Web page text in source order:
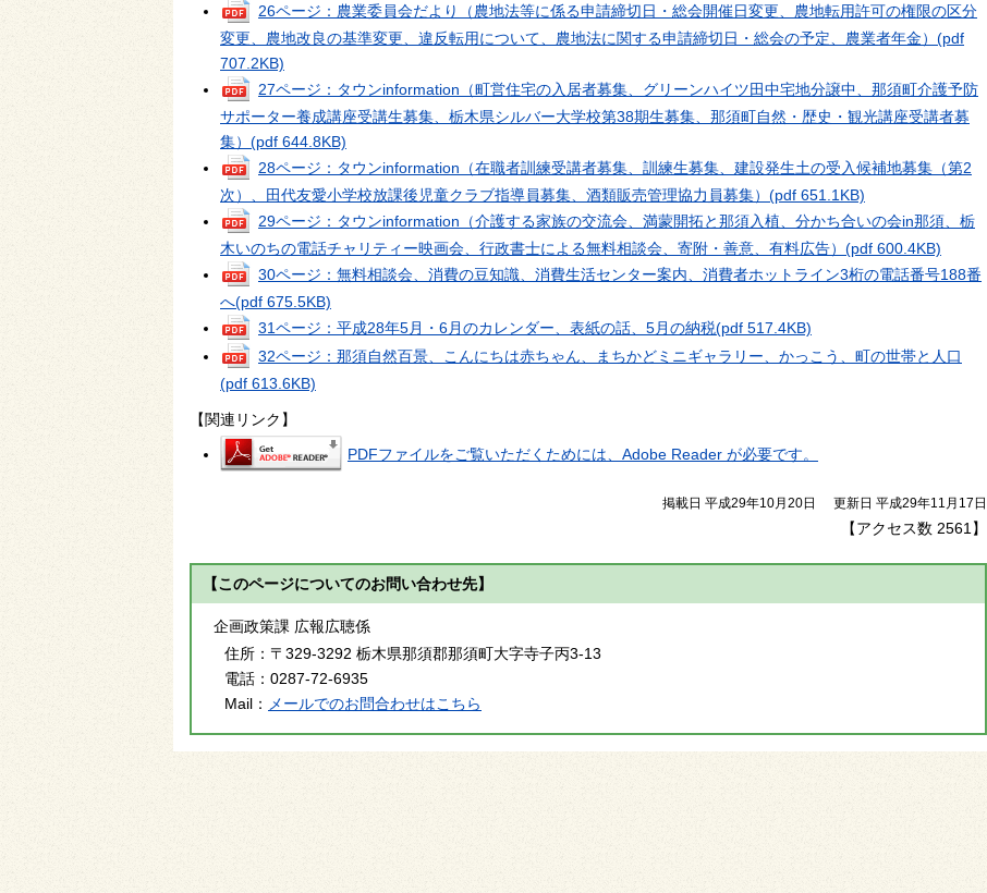
26ページ：農業委員会だより（農地法等に係る申請締切日・総会開催日変更、農地転用許可の権限の区分
変更、農地改良の基準変更、違反転用について、農地法に関する申請締切日・総会の予定、農業者年金） (pdf
707.2KB)
27ページ：タウンinformation（町営住宅の入居者募集、グリーンハイツ田中宅地分譲中、那須町介護予防
サポーター養成講座受講生募集、栃木県シルバー大学校第38期生募集、那須町自然・歴史・観光講座受講者募
集） (pdf 644.8KB)
28ページ：タウンinformation（在職者訓練受講者募集、訓練生募集、建設発生土の受入候補地募集（第2
次）、田代友愛小学校放課後児童クラブ指導員募集、酒類販売管理協力員募集） (pdf 651.1KB)
29ページ：タウンinformation（介護する家族の交流会、満蒙開拓と那須入植、分かち合いの会in那須、栃
木いのちの電話チャリティー映画会、行政書士による無料相談会、寄附・善意、有料広告） (pdf 600.4KB)
30ページ：無料相談会、消費の豆知識、消費生活センター案内、消費者ホットライン3桁の電話番号188番
へ(pdf 675.5KB)
31ページ：平成28年5月・6月のカレンダー、表紙の話、5月の納税(pdf 517.4KB)
32ページ：那須自然百景、こんにちは赤ちゃん、まちかどミニギャラリー、かっこう、町の世帯と人口
(pdf 613.6KB)
【関連リンク】
PDFファイルをご覧いただくためには、Adobe Reader が必要です。
掲載日 平成29年10月20日 更新日 平成29年11月17日
【アクセス数 2561 】
【このページについてのお問い合わせ先】
企画政策課 広報広聴係
住所： 〒329-3292 栃木県那須郡那須町大字寺子丙3-13
電話： 0287-72-6935
Mail：
メールでのお問合わせはこちら